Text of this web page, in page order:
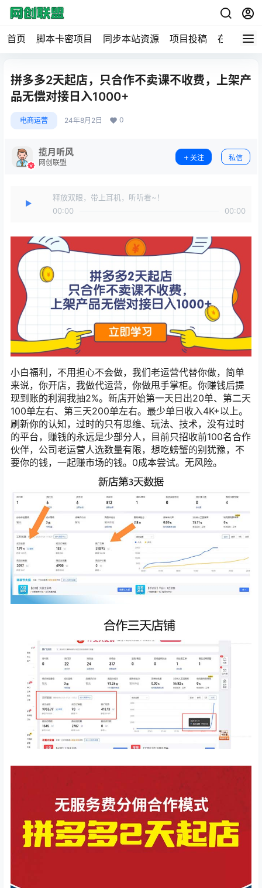
首页 脚本卡密项目 同步本站资源 项目投稿 在线工具
拼多多2天起店，只合作不卖课不收费，上架产
品无偿对接日入1000+
电商运营 24年8月2日 0
揽月听风
网创联盟
关注 私信
释放双眼，带上耳机，听听看~！
00:00
00:00
小白福利，不用担心不会做，我们老运营代替你做，简单
来说，你开店，我做代运营，你做甩手掌柜。你赚钱后提
现到账的利润我抽2%。新店开始第一天日出20单、第二天
100单左右、第三天200单左右。最少单日收入4K+以上。
刷新你的认知，过时的只有思维、玩法、技术，没有过时
的平台，赚钱的永远是少部分人，目前只招收前100名合作
伙伴，公司老运营人选数量有限，想吃螃蟹的别犹豫，不
要你的钱，一起赚市场的钱。0成本尝试。无风险。